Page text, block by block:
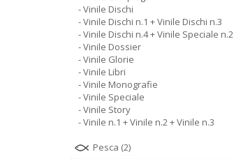
- Vinile Dischi
- Vinile Dischi n.1 + Vinile Dischi n.3
- Vinile Dischi n.4 + Vinile Speciale n.2
- Vinile Dossier
- Vinile Glorie
- Vinile Libri
- Vinile Monografie
- Vinile Speciale
- Vinile Story
- Vinile n.1 + Vinile n.2 + Vinile n.3
Pesca (2)